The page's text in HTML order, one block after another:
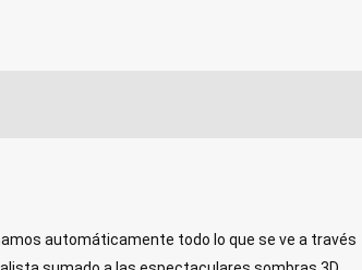
automáticamente todo lo que se ve a través